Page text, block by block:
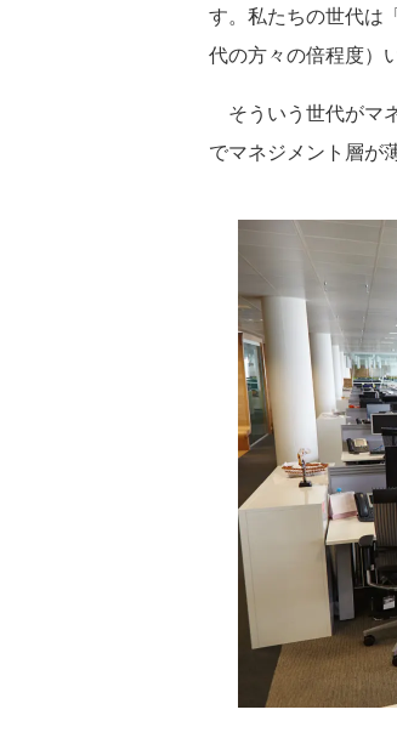
す。私たちの世代は
代の方々の倍程度）
そういう世代がマ
でマネジメント層が